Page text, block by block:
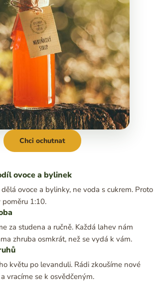
ovoce a bylinek
dělá ovoce a bylinky, ne voda s cukrem. Proto
poměru 1:10.
za studena a ručně. Každá lahev nám
zhruba osmkrát, než se vydá k vám.
květu po levanduli. Rádi zkoušíme nové
vracíme se k osvědčeným.
Chci ochutnat